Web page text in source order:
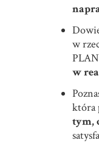
w
w
która
tym,